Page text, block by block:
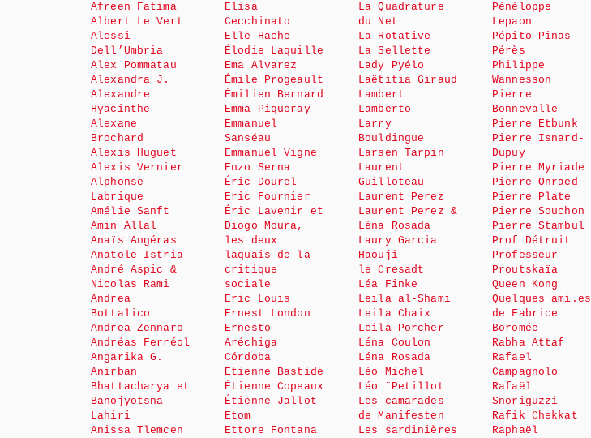
Afreen Fatima
Albert Le Vert
Alessi
Dell’Umbria
Alex Pommatau
Alexandra J.
Alexandre
Hyacinthe
Alexane
Brochard
Alexis Huguet
Alexis Vernier
Alphonse
Labrique
Amélie Sanft
Amin Allal
Anaïs Angéras
Anatole Istria
André Aspic &
Nicolas Rami
Andrea
Bottalico
Andrea Zennaro
Andréas Ferréol
Angarika G.
Anirban
Bhattacharya et
Banojyotsna
Lahiri
Anissa Tlemcen
Elisa
Cecchinato
Elle Hache
Élodie Laquille
Ema Alvarez
Émile Progeault
Émilien Bernard
Emma Piqueray
Emmanuel
Sanséau
Emmanuel Vigne
Enzo Serna
Éric Dourel
Eric Fournier
Éric Lavenir et
Diogo Moura,
les deux
laquais de la
critique
sociale
Eric Louis
Ernest London
Ernesto
Aréchiga
Córdoba
Etienne Bastide
Étienne Copeaux
Étienne Jallot
Etom
Ettore Fontana
La Quadrature
du Net
La Rotative
La Sellette
Lady Pyélo
Laëtitia Giraud
Lambert
Lamberto
Larry
Bouldingue
Larsen Tarpin
Laurent
Guilloteau
Laurent Perez
Laurent Perez &
Léna Rosada
Laury Garcia
Haouji
le Cresadt
Léa Finke
Leila al-Shami
Leila Chaix
Leila Porcher
Léna Coulon
Léna Rosada
Léo Michel
Léo ¨Petillot
Les camarades
de Manifesten
Les sardinières
Pénéloppe
Lepaon
Pépito Pinas
Pérès
Philippe
Wannesson
Pierre
Bonnevalle
Pierre Etbunk
Pierre Isnard-
Dupuy
Pierre Myriade
Pierre Onraed
Pierre Plate
Pierre Souchon
Pierre Stambul
Prof Détruit
Professeur
Proutskaïa
Queen Kong
Quelques ami.es
de Fabrice
Boromée
Rabha Attaf
Rafael
Campagnolo
Rafaël
Snoriguzzi
Rafik Chekkat
Raphaël